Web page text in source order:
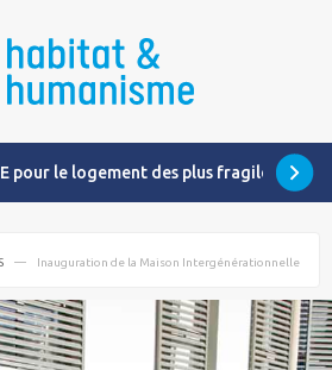
pour le logement des plus fragiles
Inauguration de la Maison Intergénérationnelle